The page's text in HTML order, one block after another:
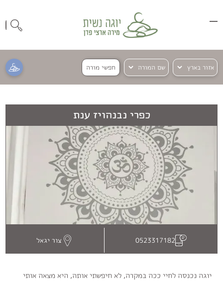
חפשי מורה
כפרי נבנהויז ענת
0523317182 צור יגאל
יוגה נכנסה לחיי ככה במקרה, לא חיפשתי אותה, היא מצאה אותי